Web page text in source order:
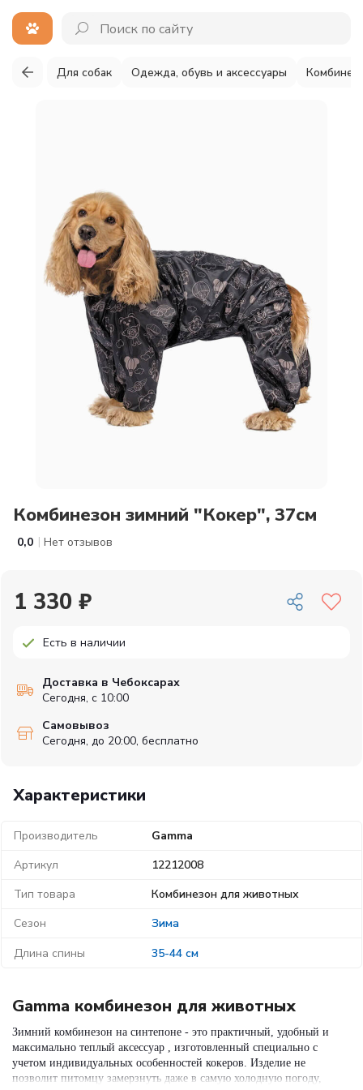
Для собак Одежда, обувь и аксессуары
Комбинезон зимний "Кокер", 37см
0,0 | Нет отзывов
Характеристики
Производитель
Gamma
Артикул
12212008
Тип товара
Комбинезон для животных
Сезон
Зима
Длина спины
35-44 см
1 330 ₽
Есть в наличии
Доставка в Чебоксарах
Сегодня, с 10:00
Самовывоз
Сегодня, до 20:00, бесплатно
Gamma комбинезон для животных
Зимний комбинезон на синтепоне - это практичный, удобный и
максимально теплый аксессуар , изготовленный специально с
учетом индивидуальных особенностей кокеров. Изделие не
позволит питомцу замерзнуть даже в самую холодную погоду,